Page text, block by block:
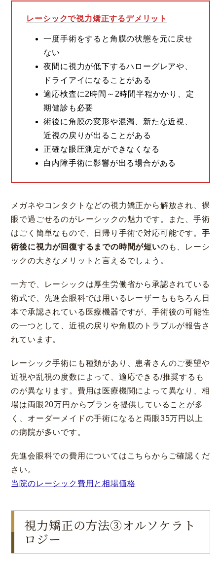
レーシックで視力矯正するデメリット
一度手術をすると角膜の状態を元に戻せ
ない
夜間に視力が低下するハローグレアや、
ドライアイになることがある
適応検査に2時間～2時間半程かかり、定
期健診も必要
術後に角膜の変形や混濁、新たな近視、
近視の戻りが出ることがある
正確な眼圧測定ができなくなる
白内障手術に影響が出る場合がある
メガネやコンタクトなどの視力矯正から解放され、裸
眼で過ごせるのがレーシックの魅力です。また、手術
はごく簡単なもので、日帰り手術で対応可能です。 手
術後に視力が回復するまでの時間が短いのも、レーシ
ックの大きなメリットと言えるでしょう。
一方で、レーシックは厚生労働省から承認されている
術式で、先進会眼科では用いるレーザーももちろん日
本で承認されている医療機器ですが、手術後の可能性
の一つとして、近視の戻りや角膜のトラブルが報告さ
れています。
レーシック手術にも種類があり、患者さんのご要望や
近視や乱視の度数によって、適応できる/推奨するも
のが異なります。費用は医療機関によって異なり、相
場は両眼20万円からプランを提供していることが多
く、オーダーメイドの手術になると両眼35万円以上
の病院が多いです。
先進会眼科での費用についてはこちらからご確認くだ
さい。
当院のレーシック費用と相場価格
視力矯正の方法③オルソケラト
ロジー
大阪 梅田(本院)